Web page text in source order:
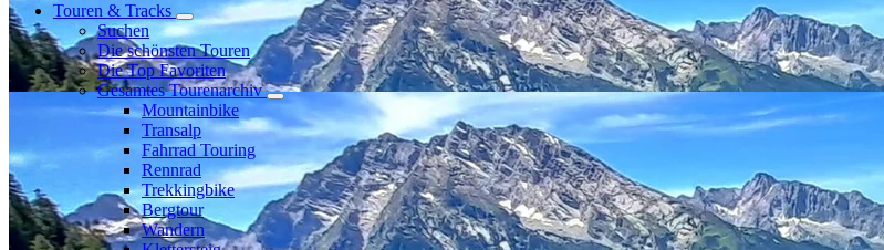
Touren & Tracks
Suchen
Die schönsten Touren
Die Top Favoriten
Gesamtes Tourenarchiv
Mountainbike
Transalp
Fahrrad Touring
Rennrad
Trekkingbike
Bergtour
Wandern